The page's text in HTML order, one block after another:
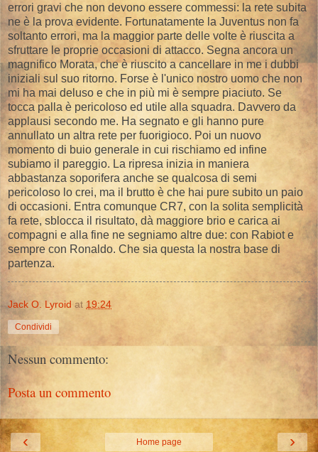
errori gravi che non devono essere commessi: la rete subita
ne è la prova evidente. Fortunatamente la Juventus non fa
soltanto errori, ma la maggior parte delle volte è riuscita a
sfruttare le proprie occasioni di attacco. Segna ancora un
magnifico Morata, che è riuscito a cancellare in me i dubbi
iniziali sul suo ritorno. Forse è l'unico nostro uomo che non
mi ha mai deluso e che in più mi è sempre piaciuto. Se
tocca palla è pericoloso ed utile alla squadra. Davvero da
applausi secondo me. Ha segnato e gli hanno pure
annullato un altra rete per fuorigioco. Poi un nuovo
momento di buio generale in cui rischiamo ed infine
subiamo il pareggio. La ripresa inizia in maniera
abbastanza soporifera anche se qualcosa di semi
pericoloso lo crei, ma il brutto è che hai pure subito un paio
di occasioni. Entra comunque CR7, con la solita semplicità
fa rete, sblocca il risultato, dà maggiore brio e carica ai
compagni e alla fine ne segniamo altre due: con Rabiot e
sempre con Ronaldo. Che sia questa la nostra base di
partenza.
Jack O. Lyroid at 19:24
Condividi
Nessun commento:
Posta un commento
‹ ›
Home page